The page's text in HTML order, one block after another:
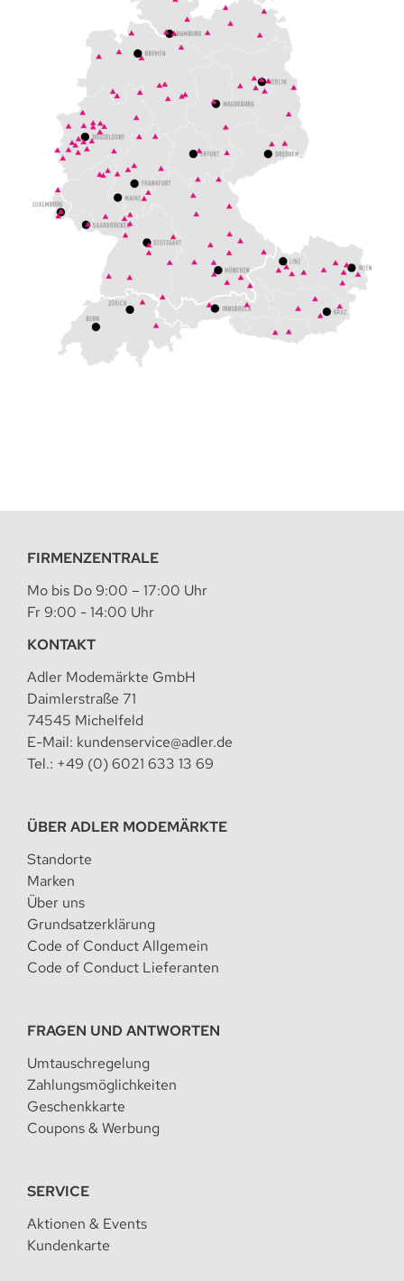
FIRMENZENTRALE
Mo bis Do 9:00 – 17:00 Uhr
Fr 9:00 - 14:00 Uhr
KONTAKT
Adler Modemärkte GmbH
Daimlerstraße 71
74545 Michelfeld
E-Mail: kundenservice@adler.de
Tel.: +49 (0) 6021 633 13 69
ÜBER ADLER MODEMÄRKTE
Standorte
Marken
Über uns
Grundsatzerklärung
Code of Conduct Allgemein
Code of Conduct Lieferanten
FRAGEN UND ANTWORTEN
Umtauschregelung
Zahlungsmöglichkeiten
Geschenkkarte
Coupons & Werbung
SERVICE
Aktionen & Events
Kundenkarte